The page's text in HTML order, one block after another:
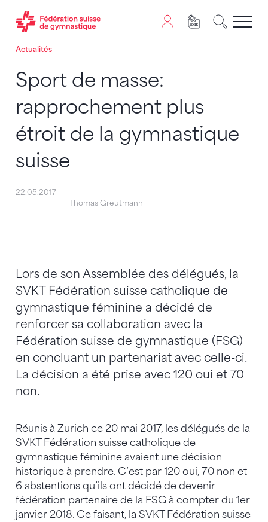
Passer au contenu
Naviguer vers le plan du siten
JavaScript est nécessaire pour naviguer sur ce site.
Actualités
Sport de masse:
rapprochement plus
étroit de la gymnastique
suisse
22.05.2017
Thomas Greutmann
Lors de son Assemblée des délégués, la
SVKT Fédération suisse catholique de
gymnastique féminine a décidé de
renforcer sa collaboration avec la
Fédération suisse de gymnastique (FSG)
en concluant un partenariat avec celle-ci.
La décision a été prise avec 120 oui et 70
non.
Réunis à Zurich ce 20 mai 2017, les délégués de la
SVKT Fédération suisse catholique de
gymnastique féminine avaient une décision
historique à prendre. C’est par 120 oui, 70 non et
6 abstentions qu’ils ont décidé de devenir
fédération partenaire de la FSG à compter du 1er
janvier 2018. Ce faisant, la SVKT Fédération suisse